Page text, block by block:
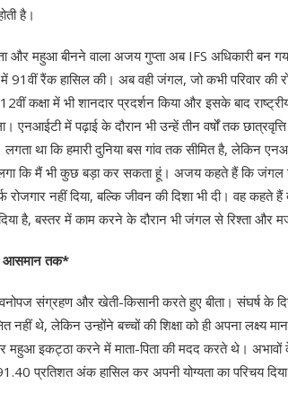
है।
और महुआ बीनने वाला अजय गुप्ता अब IFS अधिकारी बन
रैंक हासिल की। अब वही जंगल, जो कभी परिवार की
कक्षा में भी शानदार प्रदर्शन किया और इसके बाद राष्ट्रीय
एनआईटी में पढ़ाई के दौरान भी उन्हें तीन वर्षों तक
था कि हमारी दुनिया बस गांव तक सीमित है, लेकिन
लगा कि मैं भी कुछ बड़ा कर सकता हूं। अजय कहते हैं कि जंगल
रोजगार नहीं दिया, बल्कि जीवन की दिशा भी दी। वह
है, बस्तर में काम करने के दौरान भी जंगल से रिश्ता और
आसमान तक*
संग्रहण और खेती-किसानी करते हुए बीता। संघर्ष के
नहीं थे, लेकिन उन्होंने बच्चों की शिक्षा को ही अपना लक्ष्य
महुआ इकट्ठा करने में माता-पिता की मदद करते थे। अभावों
प्रतिशत अंक हासिल कर अपनी योग्यता का परिचय